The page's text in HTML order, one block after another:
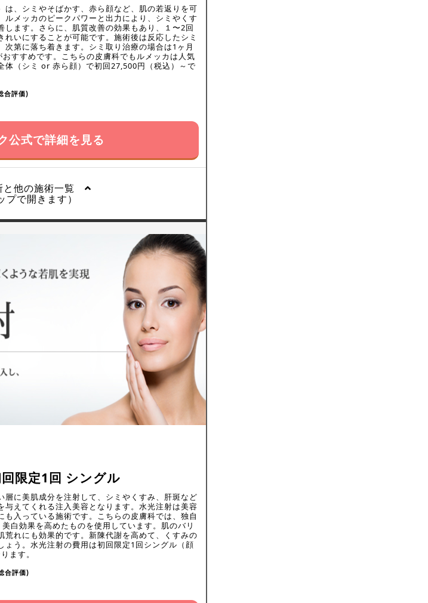
、シミやそばかす、赤ら顔など、肌の若返りを可
メッカのピークパワーと出力により、シミやくす
ます。さらに、肌質改善の効果もあり、１〜2回
いにすることが可能です。施術後は反応したシミ
第に落ち着きます。シミ取り治療の場合は1ヶ月
すすめです。こちらの皮膚科でもルメッカは人気
体（シミ or 赤ら顔）で初回27,500円（税込）～で
合評価)
公式で詳細を見る
と他の施術一覧
プで開きます）
限定1回 シングル
に美肌成分を注射して、シミやくすみ、肝斑など
与えてくれる注入美容となります。水光注射は美容
入っている施術です。こちらの皮膚科では、独自
白効果を高めたものを使用しています。肌のバリ
荒れにも効果的です。新陳代謝を高めて、くすみの
う。水光注射の費用は初回限定1回シングル（顔
ます。
合評価)